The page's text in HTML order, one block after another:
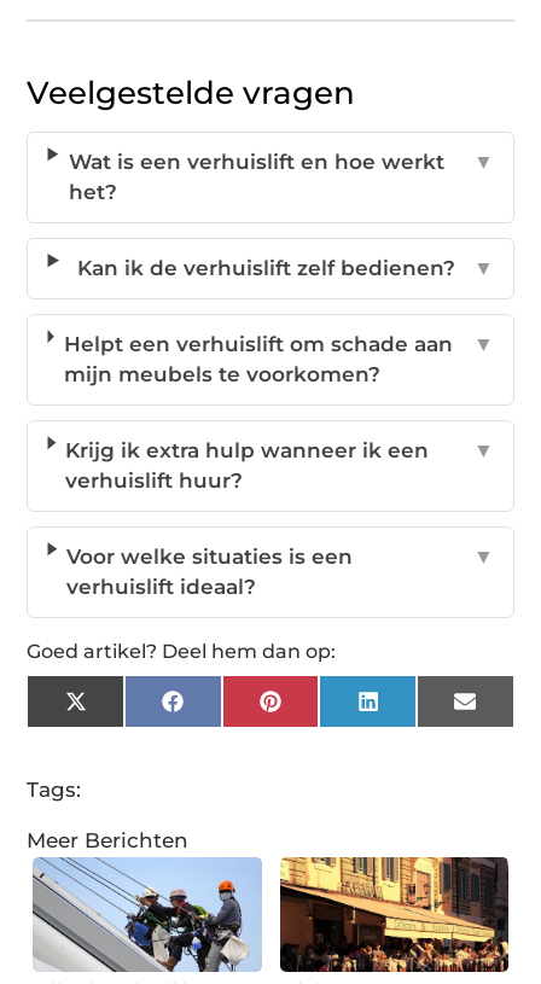
Veelgestelde vragen
Wat is een verhuislift en hoe werkt
het?
▼
Kan ik de verhuislift zelf bedienen? ▼
Helpt een verhuislift om schade aan
mijn meubels te voorkomen?
▼
Krijg ik extra hulp wanneer ik een
verhuislift huur?
▼
Voor welke situaties is een
verhuislift ideaal?
▼
Goed artikel? Deel hem dan op:
X
(Twitter)
FacebookPinterestLinkedInEmail
Tags:
Meer Berichten